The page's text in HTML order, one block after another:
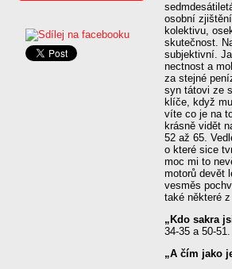
osobní
kolektivu,
skutečnost.
subjektivní.
nectnost a
za stejné
syn tátovi ze
klíče, když
víte co je na
krásně vidět
52 až 65.
o které sice
moc mi to
motorů devět
vesměs
také některé
„Kdo sakra
34-35 a 50-51.
„A čím jako